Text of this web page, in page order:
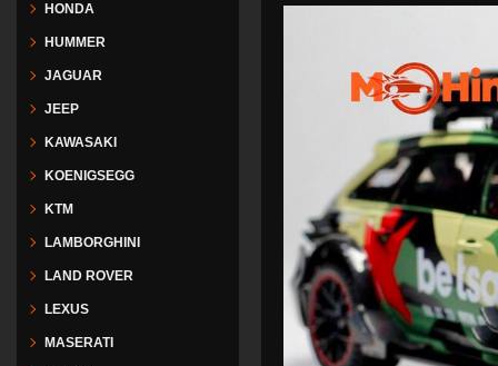
HONDA
HUMMER
JAGUAR
JEEP
KAWASAKI
KOENIGSEGG
KTM
LAMBORGHINI
LAND ROVER
LEXUS
MASERATI